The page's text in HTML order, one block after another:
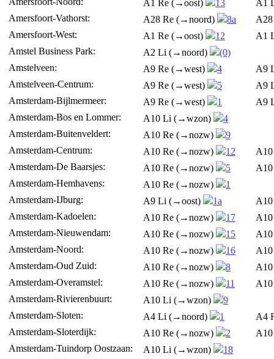
A1 Re (→oost) 13
A1
Amersfoort-Vathorst:
A28 Re (→noord) 8a
Amersfoort-West:
A1 Re (→oost) 12
A1
Amstel Business Park:
A2 Li (→noord)
(0)
Amstelveen:
A9 Re (→west) 4
A9
Amstelveen-Centrum:
A9 Re (→west) 5
A9
Amsterdam-Bijlmermeer:
A9 Re (→west) 1
A9
Amsterdam-Bos en Lommer:
A10 Li (→wzon)
4
Amsterdam-Buitenveldert:
A10 Re (→nozw)
9
Amsterdam-Centrum:
A10 Re (→nozw) 12
Amsterdam-De Baarsjes:
A10 Re (→nozw) 5
Amsterdam-Hemhavens:
A10 Re (→nozw)
1
Amsterdam-IJburg:
A9 Li (→oost) 1a
Amsterdam-Kadoelen:
A10 Re (→nozw) 17
Amsterdam-Nieuwendam:
A10 Re (→nozw) 15
Amsterdam-Noord:
A10 Re (→nozw) 16
Amsterdam-Oud Zuid:
A10 Re (→nozw) 8
Amsterdam-Overamstel:
A10 Re (→nozw) 11
Amsterdam-Rivierenbuurt:
A10 Li (→wzon)
9
Amsterdam-Sloten:
A4 Li (→noord) 1
A4
Amsterdam-Sloterdijk:
A10 Re (→nozw) 2
Amsterdam-Tuindorp Oostzaan:
A10 Li (→wzon)
18